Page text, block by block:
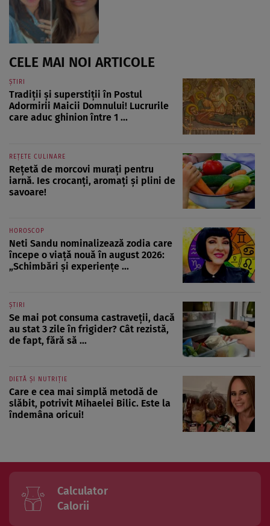
CELE MAI NOI ARTICOLE
ȘTIRI
Tradiții și superstiții în Postul
Adormirii Maicii Domnului! Lucrurile
care aduc ghinion între 1 ...
REȚETE CULINARE
Rețetă de morcovi murați pentru
iarnă. Ies crocanți, aromați și plini de
savoare!
HOROSCOP
Neti Sandu nominalizează zodia care
începe o viață nouă în august 2026:
„Schimbări și experiențe ...
ȘTIRI
Se mai pot consuma castraveții, dacă
au stat 3 zile în frigider? Cât rezistă,
de fapt, fără să ...
DIETĂ ȘI NUTRIȚIE
Care e cea mai simplă metodă de
slăbit, potrivit Mihaelei Bilic. Este la
îndemâna oricui!
Calculator
Calorii